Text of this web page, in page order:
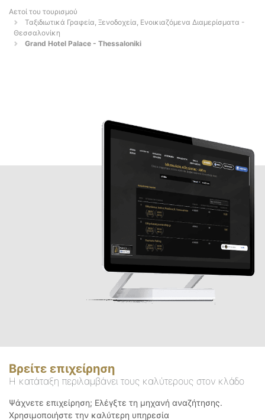
Αετοί του τουρισμού
Ταξιδιωτικά Γραφεία, Ξενοδοχεία, Ενοικιαζόμενα Διαμερίσματα -
Θεσσαλονίκη
Grand Hotel Palace - Thessaloniki
Βρείτε επιχείρηση
Η κατάταξη περιλαμβάνει τους καλύτερους στον κλάδο
Ψάχνετε επιχείρηση; Ελέγξτε τη μηχανή αναζήτησης.
Χρησιμοποιήστε την καλύτερη υπηρεσία